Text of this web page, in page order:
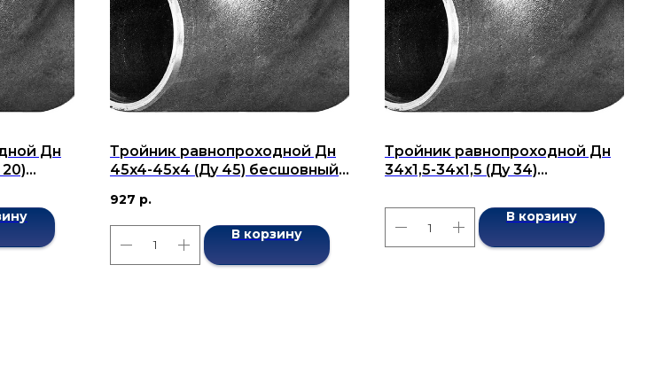
Дн
Тройник равнопроходной Дн
45x4-45х4 (Ду 45) бесшовный
927 р.
В корзину
Тройник равнопроходной Дн
34x1,5-34x1,5 (Ду 34)
В корзину